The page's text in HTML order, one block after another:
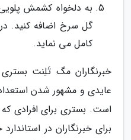
به دلخواه کشمش
گل سرخ اضافه کنید.
کامل می نماید.
خبرنگاران مگ تَلِنت
عایدی و مشهور شدن
است. بستری برای افرادی که
برای خبرنگاران در